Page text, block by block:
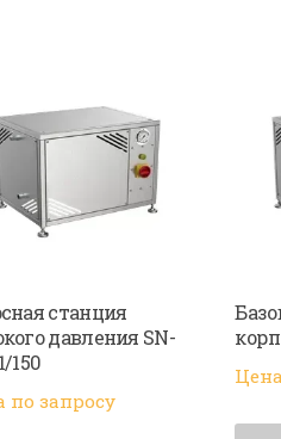
станция
давления SN-
150
по запросу